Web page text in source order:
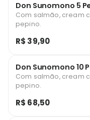
Don Sunomono 5
Com salmão, cream
pepino.
R$ 39,90
Don Sunomono 10
Com salmão, cream
pepino.
R$ 68,50